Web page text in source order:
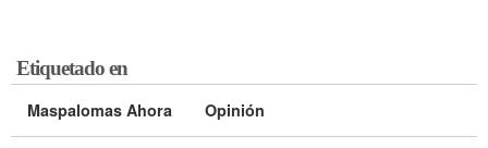
Etiquetado en
Maspalomas Ahora Opinión